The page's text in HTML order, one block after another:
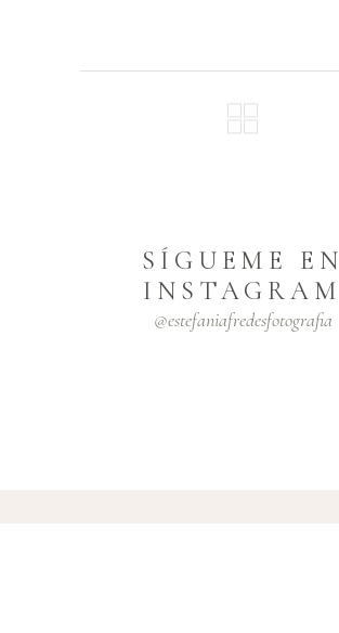
SÍGUEME EN
INSTAGRAM
@estefaniafredesfotografia